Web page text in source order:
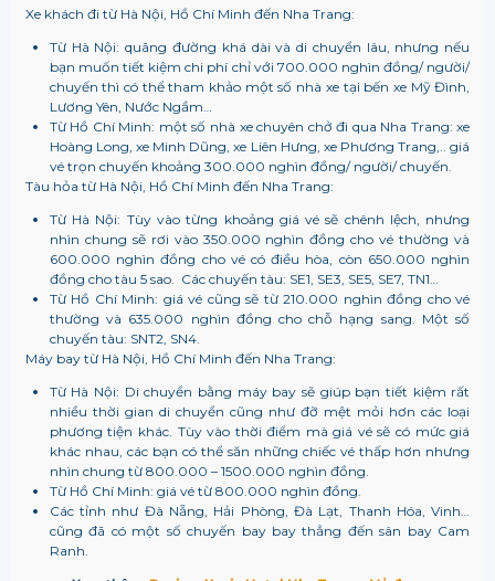
Xe khách đi từ Hà Nội, Hồ Chí Minh đến Nha Trang:
Từ Hà Nội: quãng đường khá dài và di chuyển lâu, nhưng nếu
bạn muốn tiết kiệm chi phí chỉ với 700.000 nghìn đồng/ người/
chuyến thì có thể tham khảo một số nhà xe tại bến xe Mỹ Đình,
Lương Yên, Nước Ngầm…
Từ Hồ Chí Minh: một số nhà xe chuyên chở đi qua Nha Trang: xe
Hoàng Long, xe Minh Dũng, xe Liên Hưng, xe Phương Trang,.. giá
vé trọn chuyến khoảng 300.000 nghìn đồng/ người/ chuyến.
Tàu hỏa từ Hà Nội, Hồ Chí Minh đến Nha Trang:
Từ Hà Nội: Tùy vào từng khoảng giá vé sẽ chênh lệch, nhưng
nhìn chung sẽ rơi vào 350.000 nghìn đồng cho vé thường và
600.000 nghìn đồng cho vé có điều hòa, còn 650.000 nghìn
đồng cho tàu 5 sao. Các chuyến tàu: SE1, SE3, SE5, SE7, TN1…
Từ Hồ Chí Minh: giá vé cũng sẽ từ 210.000 nghìn đồng cho vé
thường và 635.000 nghìn đồng cho chỗ hạng sang. Một số
chuyến tàu: SNT2, SN4.
Máy bay từ Hà Nội, Hồ Chí Minh đến Nha Trang:
Từ Hà Nội: Di chuyển bằng máy bay sẽ giúp bạn tiết kiệm rất
nhiều thời gian di chuyển cũng như đỡ mệt mỏi hơn các loại
phương tiện khác. Tùy vào thời điểm mà giá vé sẽ có mức giá
khác nhau, các bạn có thể săn những chiếc vé thấp hơn nhưng
nhìn chung từ 800.000 – 1500.000 nghìn đồng.
Từ Hồ Chí Minh: giá vé từ 800.000 nghìn đồng.
Các tỉnh như Đà Nẵng, Hải Phòng, Đà Lạt, Thanh Hóa, Vinh…
cũng đã có một số chuyến bay bay thẳng đến sân bay Cam
Ranh.